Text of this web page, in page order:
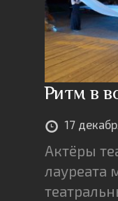
Ритм в
17
Актёры
лауреата